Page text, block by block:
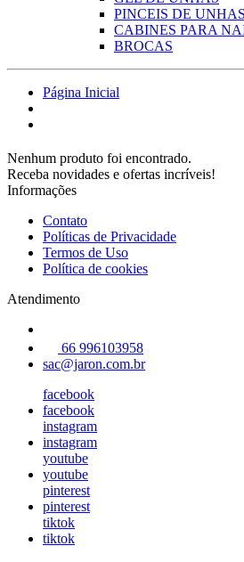
PINCEIS DE UNHAS
CABINES PARA
BROCAS
Página Inicial
Nenhum produto foi encontrado.
Receba novidades e ofertas incríveis!
Informações
Contato
Políticas de Privacidade
Termos de Uso
Política de cookies
Atendimento
66 996103958
sac@jaron.com.br
facebook
facebook
instagram
instagram
youtube
youtube
pinterest
pinterest
tiktok
tiktok